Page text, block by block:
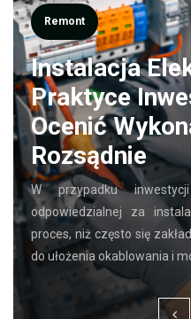
Remont
Instalacja
Praktyce
Ocenić
Rozsądnie
W przypadku
odpowiedzialnej za
proces, niż często się
do ułożenia okablowania i